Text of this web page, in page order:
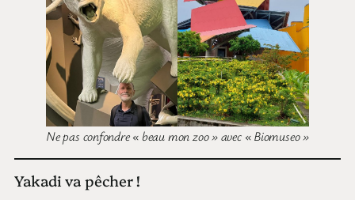
Ne pas confondre « beau mon zoo » avec « Biomuseo »
Yakadi va pêcher !